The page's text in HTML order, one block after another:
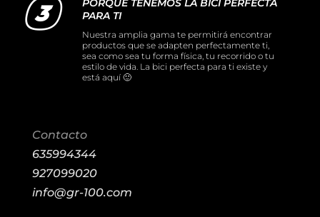
PORQUE TENEMOS LA BICI PERFECTA
PARA TI
Nuestra amplia gama te permitirá encontrar
productos que se adapten perfectamente ti,
sea como sea tu forma física, tu recorrido o tu
estilo de vida. La bici perfecta para ti existe y
está aquí 🙂
Contacto
635994344
927099020
info@gr-100.com